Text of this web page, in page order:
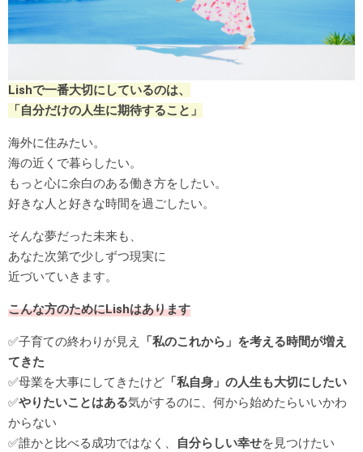
Lishで一番大切にしているのは、
「自分だけの人生に期待すること」
海外に住みたい。
海の近くで暮らしたい。
もっと心に余白のある働き方をしたい。
好きな人と好きな時間を過ごしたい。
そんな夢だった未来も、
あなた次第で少しずつ現実に
近づいていきます。
こんな方のためにLishはあります
✅子育ての終わりが見え
「私のこれから」を考える時間が増え
てきた
✅母業を大事にしてきたけど 「私自身」の人生も大切にしたい
✅やりたいことはある気がするのに、何から始めたらいいかわ
からない
✅誰かと比べる成功ではなく、
自分らしい幸せを見つけたい